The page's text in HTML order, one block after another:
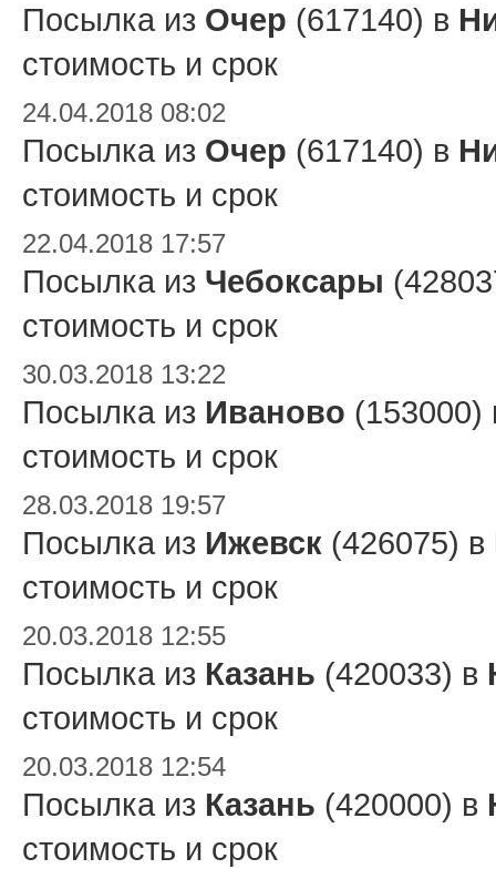
Посылка из Очер (617140) в
стоимость и срок
24.04.2018 08:02
Посылка из Очер (617140) в
стоимость и срок
22.04.2018 17:57
Посылка из Чебоксары
стоимость и срок
30.03.2018 13:22
Посылка из Иваново
стоимость и срок
28.03.2018 19:57
Посылка из Ижевск (426075) в
стоимость и срок
20.03.2018 12:55
Посылка из Казань (420033) в
стоимость и срок
20.03.2018 12:54
Посылка из Казань (420000) в
стоимость и срок